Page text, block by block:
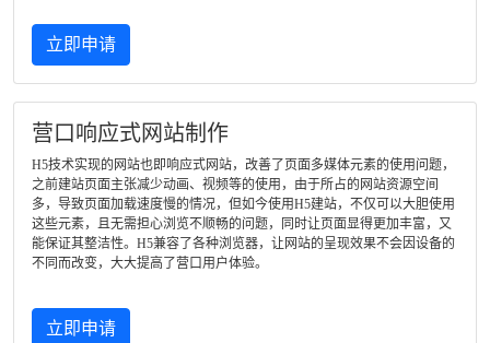
立即申请
营口响应式网站制作
H5技术实现的网站也即响应式网站，改善了页面多媒体元素的使用问题，
之前建站页面主张减少动画、视频等的使用，由于所占的网站资源空间
多，导致页面加载速度慢的情况，但如今使用H5建站，不仅可以大胆使用
这些元素，且无需担心浏览不顺畅的问题，同时让页面显得更加丰富，又
能保证其整洁性。H5兼容了各种浏览器，让网站的呈现效果不会因设备的
不同而改变，大大提高了营口用户体验。
立即申请